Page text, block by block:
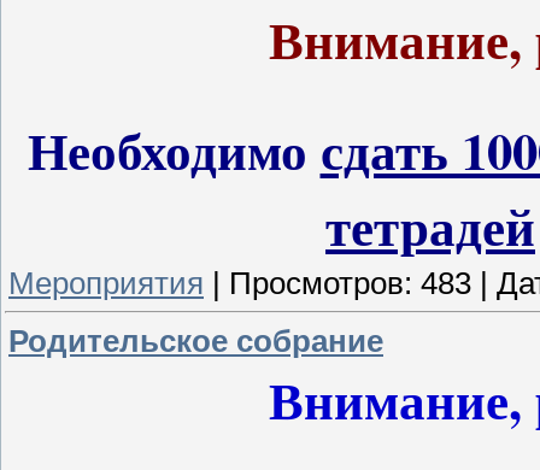
Необходимо сдать
тетрадей
Мероприятия Просмотров: 483
Родительское собрание